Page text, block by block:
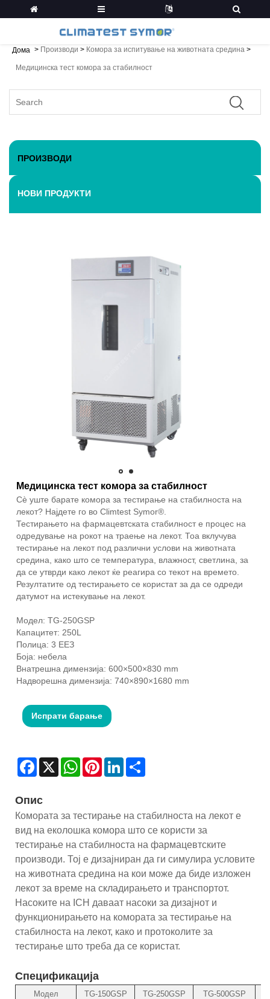
Дома > Производи > Комора за испитување на животната средина >
Медицинска тест комора за стабилност
ПРОИЗВОДИ
НОВИ ПРОДУКТИ
Медицинска тест комора за стабилност
Сè уште барате комора за тестирање на стабилноста на
лекот? Најдете го во Climtest Symor®.
Тестирањето на фармацевтската стабилност е процес на
одредување на рокот на траење на лекот. Тоа вклучува
тестирање на лекот под различни услови на животната
средина, како што се температура, влажност, светлина, за
да се утврди како лекот ќе реагира со текот на времето.
Резултатите од тестирањето се користат за да се одреди
датумот на истекување на лекот.
Модел: TG-250GSP
Капацитет: 250L
Полица: 3 ЕЕЗ
Боја: небела
Внатрешна димензија: 600×500×830 mm
Надворешна димензија: 740×890×1680 mm
Испрати барање
Facebook
X WhatsAppPinterestLinkedIn
Опис
Комората за тестирање на стабилноста на лекот е
вид на еколошка комора што се користи за
тестирање на стабилноста на фармацевтските
производи. Тој е дизајниран да ги симулира условите
на животната средина на кои може да биде изложен
лекот за време на складирањето и транспортот.
Насоките на ICH даваат насоки за дизајнот и
функционирањето на комората за тестирање на
стабилноста на лекот, како и протоколите за
тестирање што треба да се користат.
Спецификација
Модел TG-150GSP TG-250GSP TG-500GSP